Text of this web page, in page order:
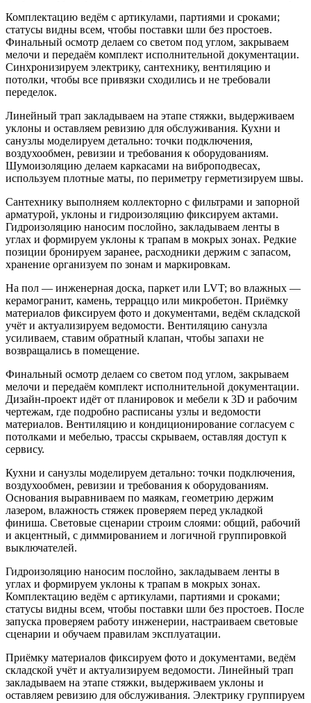
Комплектацию ведём с артикулами, партиями и сроками;
статусы видны всем, чтобы поставки шли без простоев.
Финальный осмотр делаем со светом под углом, закрываем
мелочи и передаём комплект исполнительной документации.
Синхронизируем электрику, сантехнику, вентиляцию и
потолки, чтобы все привязки сходились и не требовали
переделок.
Линейный трап закладываем на этапе стяжки, выдерживаем
уклоны и оставляем ревизию для обслуживания. Кухни и
санузлы моделируем детально: точки подключения,
воздухообмен, ревизии и требования к оборудованиям.
Шумоизоляцию делаем каркасами на виброподвесах,
используем плотные маты, по периметру герметизируем швы.
Сантехнику выполняем коллекторно с фильтрами и запорной
арматурой, уклоны и гидроизоляцию фиксируем актами.
Гидроизоляцию наносим послойно, закладываем ленты в
углах и формируем уклоны к трапам в мокрых зонах. Редкие
позиции бронируем заранее, расходники держим с запасом,
хранение организуем по зонам и маркировкам.
На пол — инженерная доска, паркет или LVT; во влажных —
керамогранит, камень, терраццо или микробетон. Приёмку
материалов фиксируем фото и документами, ведём складской
учёт и актуализируем ведомости. Вентиляцию санузла
усиливаем, ставим обратный клапан, чтобы запахи не
возвращались в помещение.
Финальный осмотр делаем со светом под углом, закрываем
мелочи и передаём комплект исполнительной документации.
Дизайн-проект идёт от планировок и мебели к 3D и рабочим
чертежам, где подробно расписаны узлы и ведомости
материалов. Вентиляцию и кондиционирование согласуем с
потолками и мебелью, трассы скрываем, оставляя доступ к
сервису.
Кухни и санузлы моделируем детально: точки подключения,
воздухообмен, ревизии и требования к оборудованиям.
Основания выравниваем по маякам, геометрию держим
лазером, влажность стяжек проверяем перед укладкой
финиша. Световые сценарии строим слоями: общий, рабочий
и акцентный, с диммированием и логичной группировкой
выключателей.
Гидроизоляцию наносим послойно, закладываем ленты в
углах и формируем уклоны к трапам в мокрых зонах.
Комплектацию ведём с артикулами, партиями и сроками;
статусы видны всем, чтобы поставки шли без простоев. После
запуска проверяем работу инженерии, настраиваем световые
сценарии и обучаем правилам эксплуатации.
Приёмку материалов фиксируем фото и документами, ведём
складской учёт и актуализируем ведомости. Линейный трап
закладываем на этапе стяжки, выдерживаем уклоны и
оставляем ревизию для обслуживания. Электрику группируем